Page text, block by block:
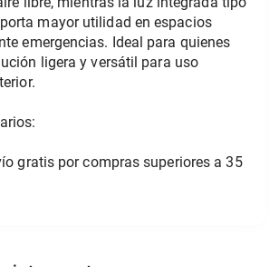
mayor utilidad en espacios
emergencias. Ideal para quienes
ligera y versátil para uso
gratis por compras superiores a 35